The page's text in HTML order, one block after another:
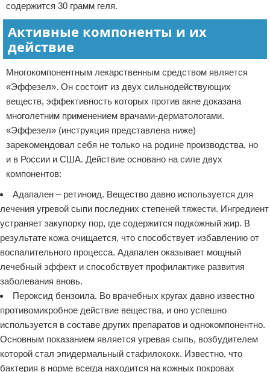
содержится 30 грамм геля.
Активные компоненты и их
действие
Многокомпонентным лекарственным средством является
«Эффезел». Он состоит из двух сильнодействующих
веществ, эффективность которых против акне доказана
многолетним применением врачами-дерматологами.
«Эффезел» (инструкция представлена ниже)
зарекомендовал себя не только на родине производства, но
и в России и США. Действие основано на силе двух
компонентов:
Адапален – ретиноид. Вещество давно используется для
лечения угревой сыпи последних степеней тяжести. Ингредиент
устраняет закупорку пор, где содержится подкожный жир. В
результате кожа очищается, что способствует избавлению от
воспалительного процесса. Адапален оказывает мощный
лечебный эффект и способствует профилактике развития
заболевания вновь.
Пероксид бензоила. Во врачебных кругах давно известно
противомикробное действие вещества, и оно успешно
используется в составе других препаратов и однокомпонентно.
Основным показанием является угревая сыпь, возбудителем
которой стал эпидермальный стафилококк. Известно, что
бактерия в норме всегда находится на кожных покровах